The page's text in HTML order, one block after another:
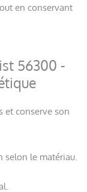
en conservant
56300 -
et conserve son
selon le matériau.